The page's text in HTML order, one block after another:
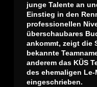
junge Talente an
Einstieg in den
professionellen
überschaubares
ankommt, zeigt die
bekannte
anderem das KÜS
des ehemaligen
eingeschrieben.